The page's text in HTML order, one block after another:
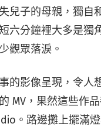
兒子的母親，獨自
六分鐘裡大多是獨
觀眾落淚。
的影像呈現，令人
MV ，果然這些作
。路邊攤上擺滿